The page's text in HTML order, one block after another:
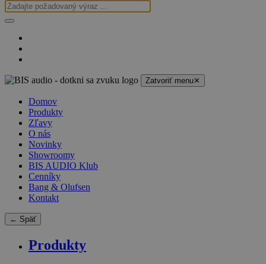
Zatvoriť menu✕
Domov
Produkty
Zľavy
O nás
Novinky
Showroomy
BIS AUDIO Klub
Cenníky
Bang & Olufsen
Kontakt
← Späť
Produkty